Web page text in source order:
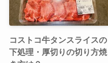
コストコ牛タンスライスの
下処理・厚切りの切り方焼